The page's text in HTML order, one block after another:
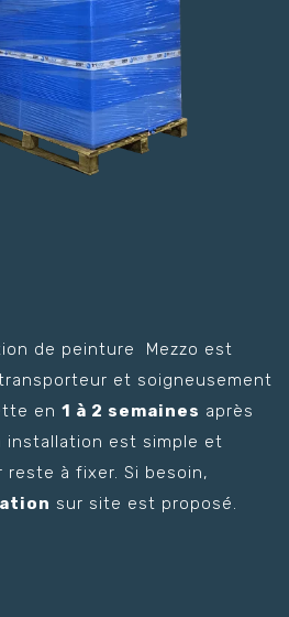
de peinture Mezzo est
et soigneusement
en 1 à 2 semaines après
installation est simple et
reste à fixer. Si besoin,
sur site est proposé.